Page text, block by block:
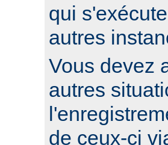
qui
autres
Vous devez
autres
de ceux-ci